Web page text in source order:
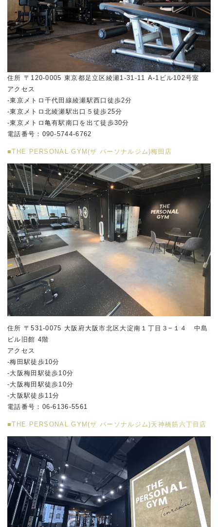
住所 〒120-0005 東京都足立区綾瀬1-31-11 A-1ビル102号室
アクセス
-東京メトロ千代田線綾瀬駅西口徒歩2分
-東京メトロ北綾瀬駅出口５徒歩25分
-東京メトロ亀有駅南口を出て徒歩30分
電話番号：090-5744-6762
■THE PERSONAL GYM(ザ パーソナルジム)梅田店
住所 〒531-0075 大阪府大阪市北区大淀南１丁目３−１４ 中島
ビル旧館 4階
アクセス
-梅田駅徒歩10分
-大阪梅田駅徒歩10分
-大阪梅田駅徒歩10分
-大阪駅徒歩11分
電話番号：06-6136-5561
■THE PERSONAL GYM(ザ パーソナルジム)天神橋筋六丁目店